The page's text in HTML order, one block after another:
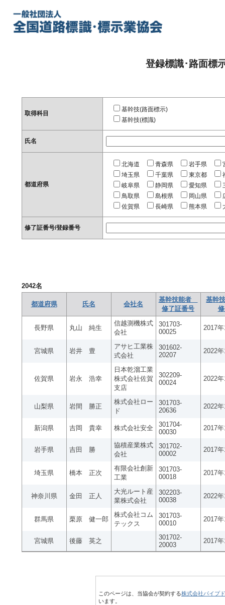
登録標識･路面標
取得科目
基幹技(路面標示)
基幹技(標識)
氏名
都道府県
北海道 青森県 岩手県
埼玉県
千葉県 東京都
岐阜県
静岡県 愛知県
鳥取県
島根県 岡山県
佐賀県
長崎県 熊本県
修了証番号/登録番号
2042名
都道府県 氏名 会社名
基幹技能者
修了証番号
基幹
長野県 丸山 純生
信越測機株式
会社
301703-
00025
2017
宮城県 岩井 豊
アサヒ工業株
式会社
301602-
20207
2022
佐賀県 岩永 浩幸
日本乾溜工業
株式会社佐賀
支店
302209-
00024
2022
山梨県 岩間 勝正
株式会社ロー
ド
301703-
20636
2022
新潟県 吉岡 貴幸 株式会社安全
301704-
00030
2017
岩手県 吉田 勝
協積産業株式
会社
301702-
00002
2017
埼玉県 橋本 正次
有限会社創新
工業
301703-
00018
2017
神奈川県 金田 正人
大光ルート産
業株式会社
302203-
00038
2022
群馬県 栗原 健一郎
株式会社コム
テックス
301703-
00010
2017
宮城県 後藤 英之
301702-
20003
2017
このページは、当協会が契約する株式会社パイプ
います。